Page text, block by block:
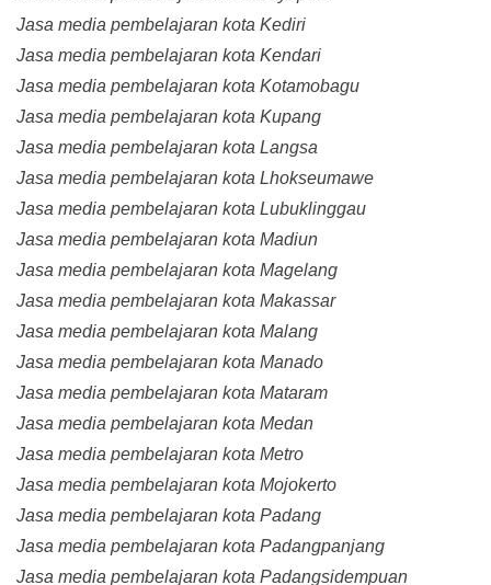
Jasa media pembelajaran kota Kediri
Jasa media pembelajaran kota Kendari
Jasa media pembelajaran kota Kotamobagu
Jasa media pembelajaran kota Kupang
Jasa media pembelajaran kota Langsa
Jasa media pembelajaran kota Lhokseumawe
Jasa media pembelajaran kota Lubuklinggau
Jasa media pembelajaran kota Madiun
Jasa media pembelajaran kota Magelang
Jasa media pembelajaran kota Makassar
Jasa media pembelajaran kota Malang
Jasa media pembelajaran kota Manado
Jasa media pembelajaran kota Mataram
Jasa media pembelajaran kota Medan
Jasa media pembelajaran kota Metro
Jasa media pembelajaran kota Mojokerto
Jasa media pembelajaran kota Padang
Jasa media pembelajaran kota Padangpanjang
Jasa media pembelajaran kota Padangsidempuan